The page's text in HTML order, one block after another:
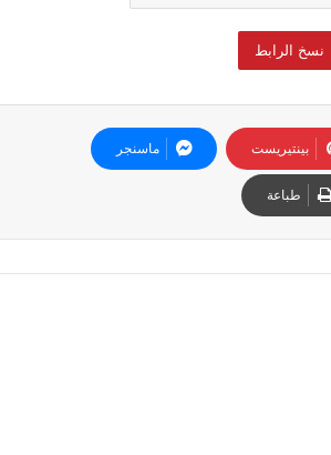
نسخ الرابط
بينتيريست ماسنجر
طباعة